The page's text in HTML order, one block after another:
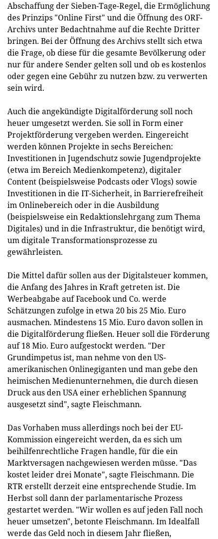
Abschaffung der Sieben-Tage-Regel, die Ermöglichung
des Prinzips "Online First" und die Öffnung des ORF-
Archivs unter Bedachtnahme auf die Rechte Dritter
bringen. Bei der Öffnung des Archivs stellt sich etwa
die Frage, ob diese für die gesamte Bevölkerung oder
nur für andere Sender gelten soll und ob es kostenlos
oder gegen eine Gebühr zu nutzen bzw. zu verwerten
sein wird.
Auch die angekündigte Digitalförderung soll noch
heuer umgesetzt werden. Sie soll in Form einer
Projektförderung vergeben werden. Eingereicht
werden können Projekte in sechs Bereichen:
Investitionen in Jugendschutz sowie Jugendprojekte
(etwa im Bereich Medienkompetenz), digitaler
Content (beispielsweise Podcasts oder Vlogs) sowie
Investitionen in die IT-Sicherheit, in Barrierefreiheit
im Onlinebereich oder in die Ausbildung
(beispielsweise ein Redaktionslehrgang zum Thema
Digitales) und in die Infrastruktur, die benötigt wird,
um digitale Transformationsprozesse zu
gewährleisten.
Die Mittel dafür sollen aus der Digitalsteuer kommen,
die Anfang des Jahres in Kraft getreten ist. Die
Werbeabgabe auf Facebook und Co. werde
Schätzungen zufolge in etwa 20 bis 25 Mio. Euro
ausmachen. Mindestens 15 Mio. Euro davon sollen in
die Digitalförderung fließen. Heuer soll die Förderung
auf 18 Mio. Euro aufgestockt werden. "Der
Grundimpetus ist, man nehme von den US-
amerikanischen Onlinegiganten und man gebe den
heimischen Medienunternehmen, die durch diesen
Druck aus den USA einer erheblichen Spannung
ausgesetzt sind", sagte Fleischmann.
Das Vorhaben muss allerdings noch bei der EU-
Kommission eingereicht werden, da es sich um
beihilfenrechtliche Fragen handle, für die ein
Marktversagen nachgewiesen werden müsse. "Das
kostet leider drei Monate", sagte Fleischmann. Die
RTR erstellt derzeit eine entsprechende Studie. Im
Herbst soll dann der parlamentarische Prozess
gestartet werden. "Wir wollen es auf jeden Fall noch
heuer umsetzen", betonte Fleischmann. Im Idealfall
werde das Geld noch in diesem Jahr fließen,